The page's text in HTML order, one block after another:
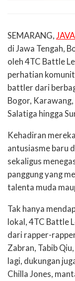
SEMARANG,
di Jawa Tengah,
oleh 4TC Battle
perhatian
battler dari
Bogor,
Salatiga hingga
Kehadiran
antusiasme baru
sekaligus
panggung yang
talenta muda
Tak hanya
lokal, 4TC Battle
dari rapper-
Zabran, Tabib
lagi, dukungan
Chilla Jones,